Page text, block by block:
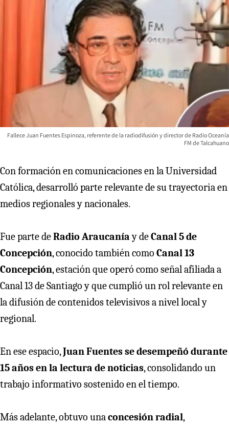
Fallece Juan Fuentes Espinoza, referente de la radiodifusión y director de Radio Oceanía
FM de Talcahuano
Con formación en comunicaciones en la Universidad
Católica, desarrolló parte relevante de su trayectoria en
medios regionales y nacionales.
Fue parte deRadio Araucaníay deCanal 5 de
Concepción, conocido también como Canal 13
Concepción, estación que operó como señal afiliada a
Canal 13 de Santiago y que cumplió un rol relevante en
la difusión de contenidos televisivos a nivel local y
regional.
En ese espacio,Juan Fuentes se desempeñó durante
15 años en la lectura de noticias, consolidando un
trabajo informativo sostenido en el tiempo.
Más adelante, obtuvo unaconcesión radial,